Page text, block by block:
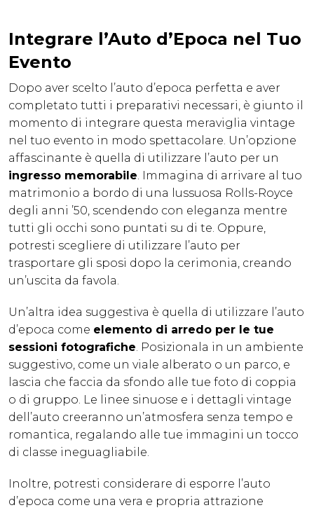
Integrare l’Auto d’Epoca nel Tuo
Evento
Dopo aver scelto l’auto d’epoca perfetta e aver
completato tutti i preparativi necessari, è giunto il
momento di integrare questa meraviglia vintage
nel tuo evento in modo spettacolare. Un’opzione
affascinante è quella di utilizzare l’auto per un
ingresso memorabile. Immagina di arrivare al tuo
matrimonio a bordo di una lussuosa Rolls-Royce
degli anni ’50, scendendo con eleganza mentre
tutti gli occhi sono puntati su di te. Oppure,
potresti scegliere di utilizzare l’auto per
trasportare gli sposi dopo la cerimonia, creando
un’uscita da favola.
Un’altra idea suggestiva è quella di utilizzare l’auto
d’epoca come elemento di arredo per le tue
sessioni fotografiche. Posizionala in un ambiente
suggestivo, come un viale alberato o un parco, e
lascia che faccia da sfondo alle tue foto di coppia
o di gruppo. Le linee sinuose e i dettagli vintage
dell’auto creeranno un’atmosfera senza tempo e
romantica, regalando alle tue immagini un tocco
di classe ineguagliabile.
Inoltre, potresti considerare di esporre l’auto
d’epoca come una vera e propria attrazione